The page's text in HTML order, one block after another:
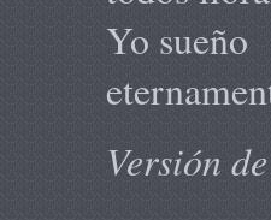
Yo sueño
Versión